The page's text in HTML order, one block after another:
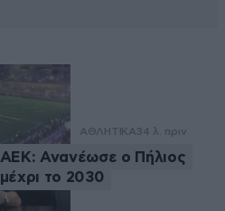
ΑΘΛΗΤΙΚΑ34 λ. πριν
ΑΕΚ: Ανανέωσε ο Πήλιος
μέχρι το 2030